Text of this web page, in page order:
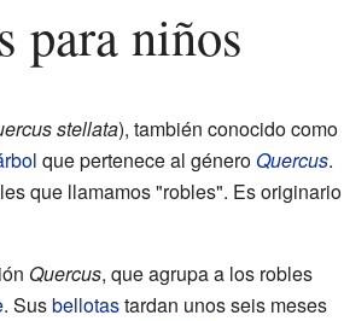
para niños
stellata), también conocido como
que pertenece al género Quercus.
que llamamos "robles". Es originario
Quercus, que agrupa a los robles
. Susbellotastardan unos seis meses